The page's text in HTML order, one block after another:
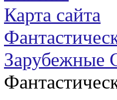
Карта сайта
Зарубежные